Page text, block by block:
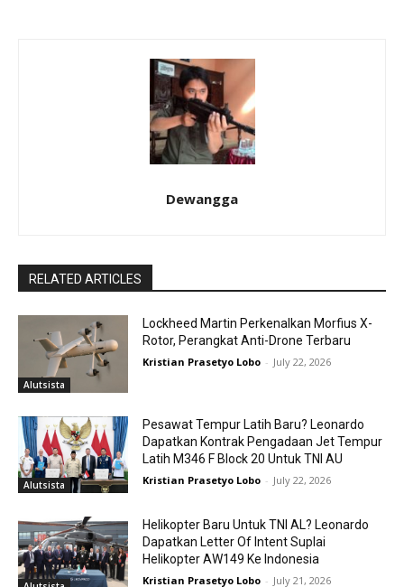
Dewangga
RELATED ARTICLES
Alutsista
Lockheed Martin Perkenalkan Morfius X-
Rotor, Perangkat Anti-Drone Terbaru
Kristian Prasetyo Lobo - July 22, 2026
Alutsista
Pesawat Tempur Latih Baru? Leonardo
Dapatkan Kontrak Pengadaan Jet Tempur
Latih M346 F Block 20 Untuk TNI AU
Kristian Prasetyo Lobo - July 22, 2026
Helikopter Baru Untuk TNI AL? Leonardo
Dapatkan Letter Of Intent Suplai
Helikopter AW149 Ke Indonesia
Kristian Prasetyo Lobo - July 21, 2026